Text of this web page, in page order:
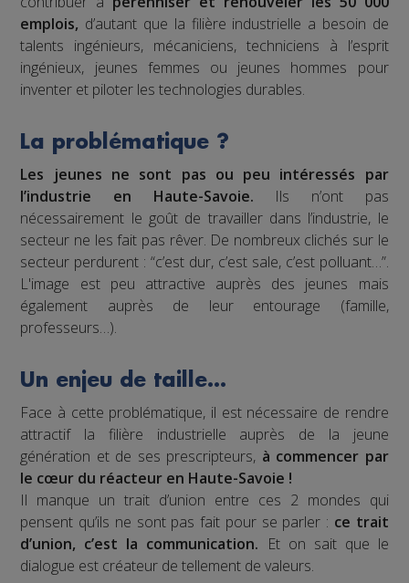
emplois, d’autant que la filière industrielle a besoin de
talents ingénieurs, mécaniciens, techniciens à l’esprit
ingénieux, jeunes femmes ou jeunes hommes pour
inventer et piloter les technologies durables.
La problématique ?
Les jeunes ne sont pas ou peu intéressés par
l’industrie en Haute-Savoie. Ils n’ont pas
nécessairement le goût de travailler dans l’industrie, le
secteur ne les fait pas rêver. De nombreux clichés sur le
secteur perdurent : “c’est dur, c’est sale, c’est polluant…”.
L'image est peu attractive auprès des jeunes mais
également auprès de leur entourage (famille,
professeurs…).
Un enjeu de taille…
Face à cette problématique, il est nécessaire de rendre
attractif la filière industrielle auprès de la jeune
génération et de ses prescripteurs, à commencer par
le cœur du réacteur en Haute-Savoie !
Il manque un trait d’union entre ces 2 mondes qui
pensent qu’ils ne sont pas fait pour se parler : ce trait
d’union, c’est la communication. Et on sait que le
dialogue est créateur de tellement de valeurs.